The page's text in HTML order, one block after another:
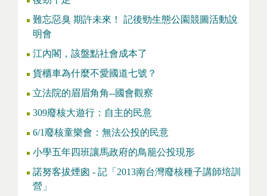
難忘惡臭 期許未來！ 記後勁生態公園競圖活動說
明會
江內閣，該盤點社會成本了
貨櫃車為什麼不愛國道七號？
立法院的眉眉角角--國會觀察
309廢核大遊行：自主的民意
6/1廢核童樂會：無法公投的民意
小學五年四班讓馬政府的鳥籠公投現形
諾努客拔煙囪 - 記「2013南台灣廢核種子講師培訓
營」